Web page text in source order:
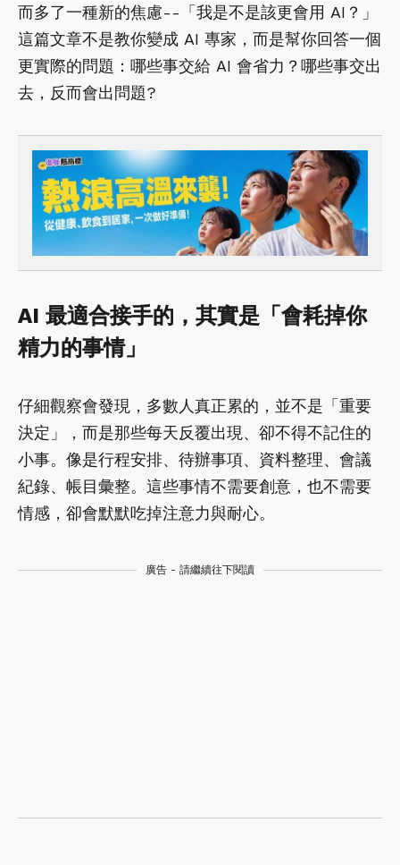
而多了一種新的焦慮--「我是不是該更會用 AI？」
這篇文章不是教你變成 AI 專家，而是幫你回答一個
更實際的問題：哪些事交給 AI 會省力？哪些事交出
去，反而會出問題?
AI 最適合接手的，其實是「會耗掉你
精力的事情」
仔細觀察會發現，多數人真正累的，並不是「重要
決定」，而是那些每天反覆出現、卻不得不記住的
小事。像是行程安排、待辦事項、資料整理、會議
紀錄、帳目彙整。這些事情不需要創意，也不需要
情感，卻會默默吃掉注意力與耐心。
廣告 - 請繼續往下閱讀